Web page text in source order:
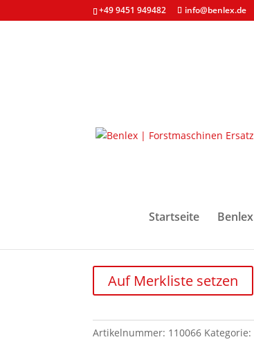
+49 9451 949482 info@benlex.de
Startseite Benlex
Start
zzgl. MwSt. undVersandkosten
Krankabel
komplett
H480/H480C
Verteilerbox/Aggregat
Auf Merkliste setzen
Artikelnummer: 110066 Kategorie: